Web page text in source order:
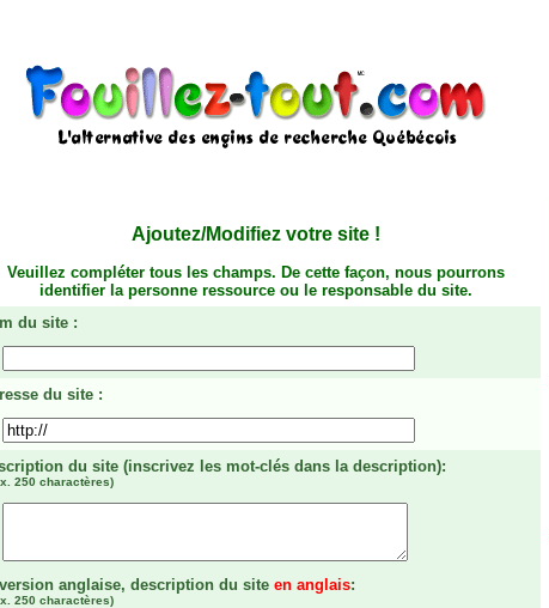
Ajoutez/Modifiez votre site !
Veuillez compléter tous les champs. De cette façon, nous pourrons
identifier la personne ressource ou le responsable du site.
du site :
du site :
du site (inscrivez les mot-clés dans la description):
250 charactères)
anglaise, description du site en anglais:
250 charactères)